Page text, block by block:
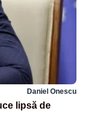
Daniel Onescu
lipsă de